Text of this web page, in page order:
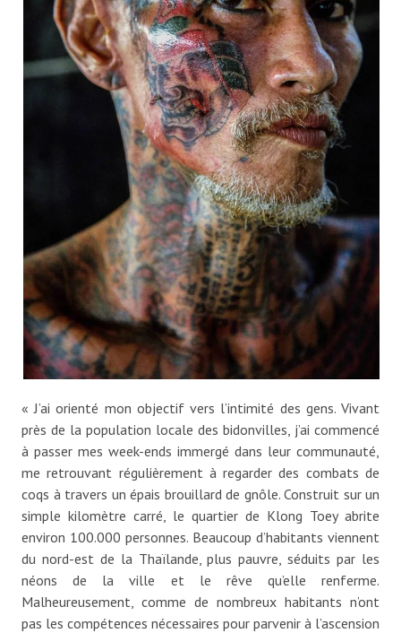
« J’ai orienté mon objectif vers l’intimité des gens. Vivant
près de la population locale des bidonvilles, j’ai commencé
à passer mes week-ends immergé dans leur communauté,
me retrouvant régulièrement à regarder des combats de
coqs à travers un épais brouillard de gnôle. Construit sur un
simple kilomètre carré, le quartier de Klong Toey abrite
environ 100.000 personnes. Beaucoup d’habitants viennent
du nord-est de la Thaïlande, plus pauvre, séduits par les
néons de la ville et le rêve qu’elle renferme.
Malheureusement, comme de nombreux habitants n’ont
pas les compétences nécessaires pour parvenir à l’ascension